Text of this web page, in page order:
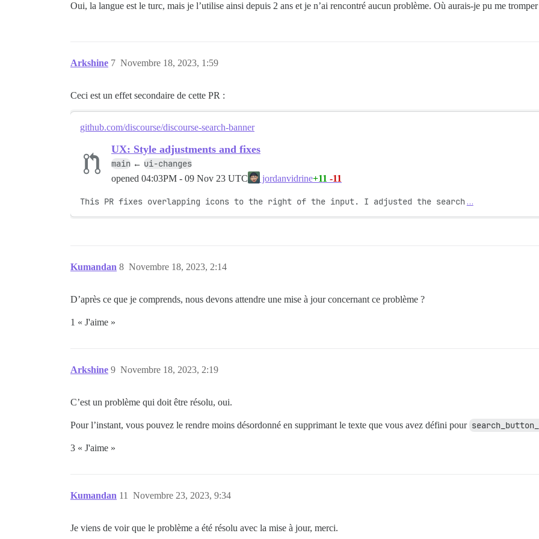
Oui, la langue est le turc, mais je l’utilise ainsi depuis 2 ans et je n’ai rencontré aucun problème. Où aurais-je pu me
Arkshine Novembre 18, 2023, 1:59
7
Ceci est un effet secondaire de cette PR :
github.com/discourse/discourse-search-banner
UX: Style adjustments and fixes
main ← ui-changes
opened 04:03PM - 09 Nov 23 UTC jordanvidrine+11 -11
This PR fixes overlapping icons to the right of the input. I adjusted the search …
Kumandan Novembre 18, 2023, 2:14
8
D’après ce que je comprends, nous devons attendre une mise à jour concernant ce problème ?
1 « J'aime »
Arkshine Novembre 18, 2023, 2:19
9
C’est un problème qui doit être résolu, oui.
Pour l’instant, vous pouvez le rendre moins désordonné en supprimant le texte que vous avez défini pour
3 « J'aime »
Kumandan Novembre 23, 2023, 9:34
11
Je viens de voir que le problème a été résolu avec la mise à jour, merci.